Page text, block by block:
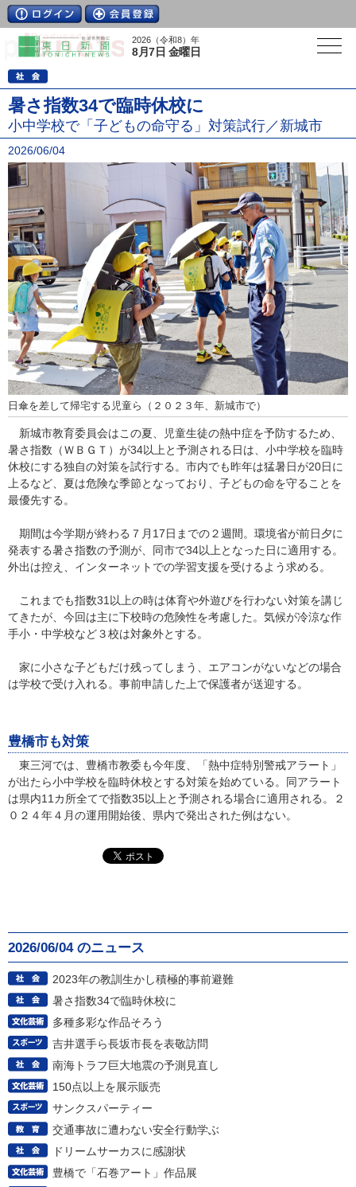
2026（令和8）年
8月7日 金曜日
暑さ指数34で臨時休校に
小中学校で「子どもの命守る」対策試行／新城市
2026/06/04
日傘を差して帰宅する児童ら（２０２３年、新城市で）
新城市教育委員会はこの夏、児童生徒の熱中症を予防するため、
暑さ指数（ＷＢＧＴ）が34以上と予測される日は、小中学校を臨時
休校にする独自の対策を試行する。市内でも昨年は猛暑日が20日に
上るなど、夏は危険な季節となっており、子どもの命を守ることを
最優先する。
期間は今学期が終わる７月17日までの２週間。環境省が前日夕に
発表する暑さ指数の予測が、同市で34以上となった日に適用する。
外出は控え、インターネットでの学習支援を受けるよう求める。
これまでも指数31以上の時は体育や外遊びを行わない対策を講じ
てきたが、今回は主に下校時の危険性を考慮した。気候が冷涼な作
手小・中学校など３校は対象外とする。
家に小さな子どもだけ残ってしまう、エアコンがないなどの場合
は学校で受け入れる。事前申請した上で保護者が送迎する。
豊橋市も対策
東三河では、豊橋市教委も今年度、「熱中症特別警戒アラート」
が出たら小中学校を臨時休校とする対策を始めている。同アラート
は県内11カ所全てで指数35以上と予測される場合に適用される。２
０２４年４月の運用開始後、県内で発出された例はない。
2026/06/04 のニュース
2023年の教訓生かし積極的事前避難
暑さ指数34で臨時休校に
多種多彩な作品そろう
吉井選手ら長坂市長を表敬訪問
南海トラフ巨大地震の予測見直し
150点以上を展示販売
サンクスパーティー
交通事故に遭わない安全行動学ぶ
ドリームサーカスに感謝状
豊橋で「石巻アート」作品展